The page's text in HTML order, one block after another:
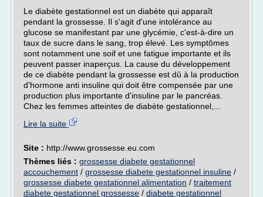
Le diabète gestationnel est un diabète qui apparaît
pendant la grossesse. Il s'agit d'une intolérance au
glucose se manifestant par une glycémie, c'est-à-dire un
taux de sucre dans le sang, trop élevé. Les symptômes
sont notamment une soif et une fatigue importante et ils
peuvent passer inaperçus. La cause du développement
de ce diabète pendant la grossesse est dû à la production
d'hormone anti insuline qui doit être compensée par une
production plus importante d'insuline par le pancréas.
Chez les femmes atteintes de diabète gestationnel,...
Lire la suite
Site : http://www.grossesse.eu.com
Thèmes liés : grossesse diabete gestationnel
accouchement / grossesse diabete gestationnel insuline /
grossesse diabete gestationnel alimentation / traitement
diabete gestationnel grossesse / diabete gestationnel